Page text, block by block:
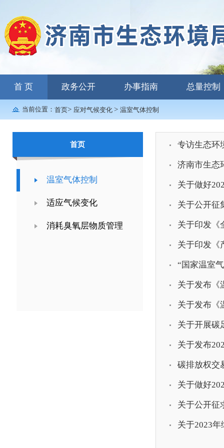
首 页 政务公开 办事指南 总量控制
当前位置： 首页> 应对气候变化 > 温室气体控制
首页
温室气体控制
适应气候变化
消耗臭氧层物质管理
专访生态环
济南市生态
关于做好
关于公开征
关于印发《
关于印发《
“国家温室
关于发布《
关于发布《
关于开展碳
关于发布
碳排放权交
关于做好
关于公开征
关于2023